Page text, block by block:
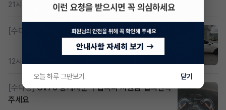
21시간 전 조회 403댓글 2
[수다방] K8 하이브리드 (풀옵션) 758,780원
12시간 전
[수다방] Gv70 승계자분 구합니다 지원금 협의연락
주세요
오늘 하루 그만보기 닫기